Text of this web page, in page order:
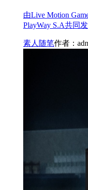
由Live Motion
PlayWay S.A共同
素人随笔作者：